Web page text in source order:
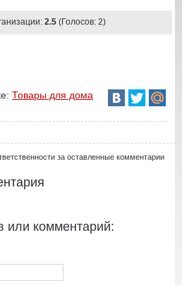
2.5 (Голосов: 2)
Товары для дома
за оставленные комментарии
или комментарий: